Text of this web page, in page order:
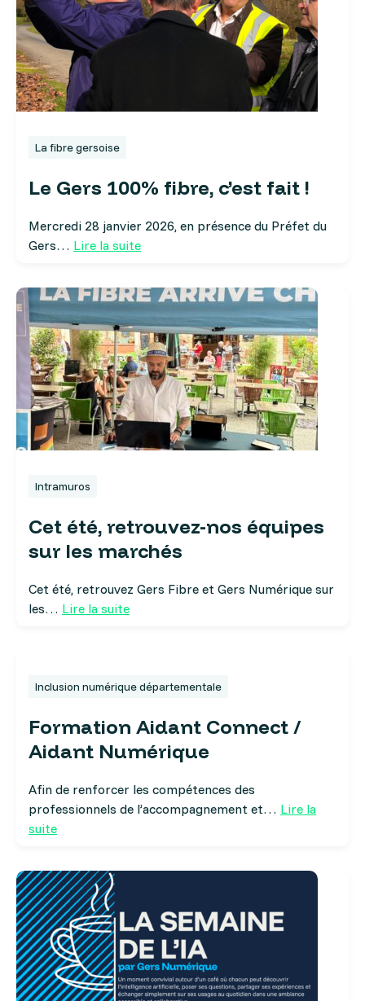
La fibre gersoise
Le Gers 100% fibre, c’est fait !
Mercredi 28 janvier 2026, en présence du Préfet du
Gers… Lire la suite
Intramuros
Cet été, retrouvez-nos équipes
sur les marchés
Cet été, retrouvez Gers Fibre et Gers Numérique sur
les… Lire la suite
Inclusion numérique départementale
Formation Aidant Connect /
Aidant Numérique
Afin de renforcer les compétences des
professionnels de l’accompagnement et… Lire la
suite